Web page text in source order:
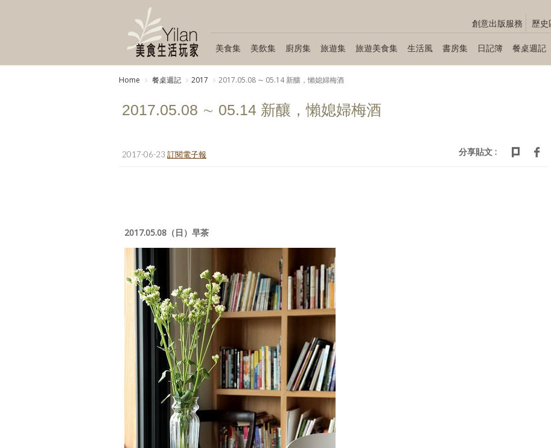
創意出版服務 歷史
美食集 美飲集 廚房集 旅遊集 旅遊美食集 生活風 書房集 日記簿 餐桌週記
Home 餐桌週記 2017 2017.05.08 ∼ 05.14 新釀，懶媳婦梅酒
2017.05.08 ∼ 05.14 新釀，懶媳婦梅酒
2017-06-23 訂閱電子報 分享貼文 :
2017.05.08（日）早茶